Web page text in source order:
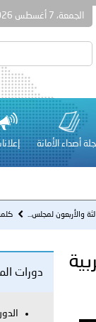
الجمعة، 7 أغسطس 2026
أصداء الأمانة
أعمال الاجتماع الثالث
عشر للمسؤولين عن
والكلية الدولية
والأربعون لمجلس...
دورات